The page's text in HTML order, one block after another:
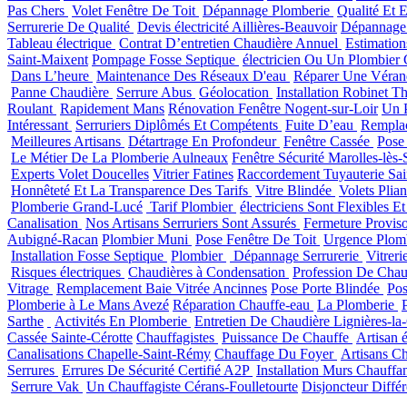
Pas Chers Volet Fenêtre De Toit Dépannage Plomberie Qualité Et
Serrurerie De Qualité Devis électricité Aillières-Beauvoir
Tableau électrique Contrat D’entretien Chaudière Annuel
Saint-Maixent Pompage Fosse Septique électricien Ou Un Plombier
Dans L’heure Maintenance Des Réseaux D'eau Réparer Une
Panne Chaudière Serrure Abus Géolocation Installation Robinet
Roulant Rapidement Mans Rénovation Fenêtre Nogent-sur-Loir Un
Intéressant Serruriers Diplômés Et Compétents Fuite D’eau
Meilleures Artisans Détartrage En Profondeur Fenêtre Cassée
Le Métier De La Plomberie Aulneaux Fenêtre Sécurité Marolles-lès-
Experts Volet Doucelles Vitrier Fatines Raccordement Tuyauterie
Honnêteté Et La Transparence Des Tarifs Vitre Blindée Volets
Plomberie Grand-Lucé Tarif Plombier électriciens Sont Flexibles
Canalisation Nos Artisans Serruriers Sont Assurés Fermeture
Aubigné-Racan Plombier Muni Pose Fenêtre De Toit Urgence
Installation Fosse Septique Plombier Dépannage Serrurerie
Risques électriques Chaudières à Condensation Profession De
Vitrage Remplacement Baie Vitrée Ancinnes Pose Porte Blindée
Plomberie à Le Mans Avezé Réparation Chauffe-eau La Plomberie
Sarthe
Activités En Plomberie Entretien De Chaudière Lignières-
Cassée Sainte-Cérotte Chauffagistes Puissance De Chauffe Artisan
Canalisations Chapelle-Saint-Rémy Chauffage Du Foyer Artisans
Serrures Errures De Sécurité Certifié A2P Installation Murs
Serrure Vak Un Chauffagiste Cérans-Foulletourte Disjoncteur